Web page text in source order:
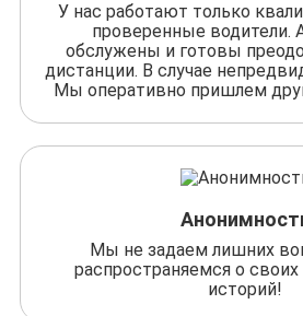
У нас работают только
проверенные водители.
обслужены и готовы
дистанции. В случае
Мы оперативно пришлем
Мы не задаем лишних
распространяемся о своих
историй!